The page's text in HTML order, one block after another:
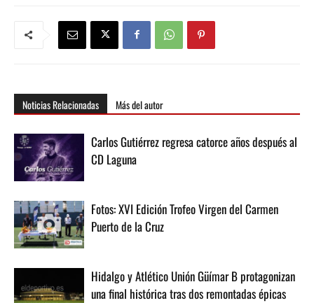
Noticias Relacionadas Más del autor
Carlos Gutiérrez regresa catorce años después al
CD Laguna
Fotos: XVI Edición Trofeo Virgen del Carmen
Puerto de la Cruz
Hidalgo y Atlético Unión Güímar B protagonizan
una final histórica tras dos remontadas épicas